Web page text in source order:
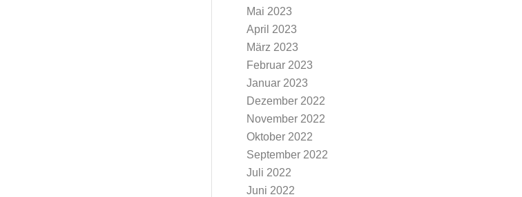
Mai 2023
April 2023
März 2023
Februar 2023
Januar 2023
Dezember 2022
November 2022
Oktober 2022
September 2022
Juli 2022
Juni 2022